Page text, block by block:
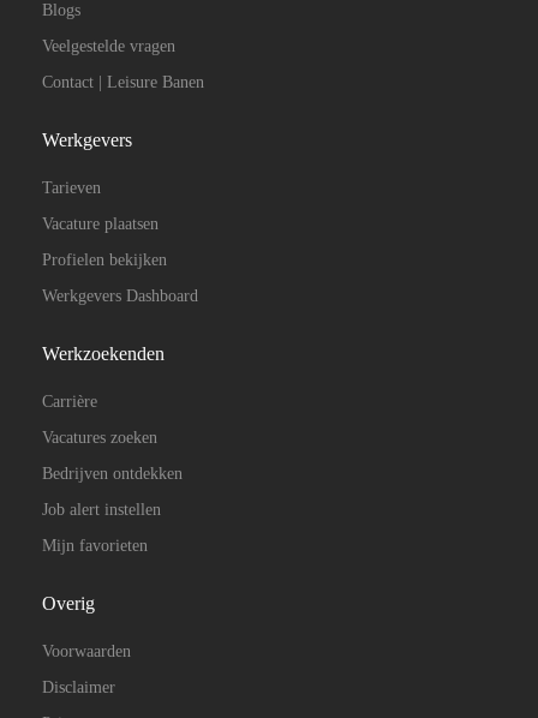
Blogs
Veelgestelde vragen
Contact | Leisure Banen
Werkgevers
Tarieven
Vacature plaatsen
Profielen bekijken
Werkgevers Dashboard
Werkzoekenden
Carrière
Vacatures zoeken
Bedrijven ontdekken
Job alert instellen
Mijn favorieten
Overig
Voorwaarden
Disclaimer